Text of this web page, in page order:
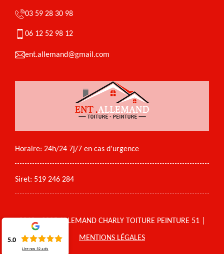
03 59 28 30 98
06 12 52 98 12
ent.allemand@gmail.com
Horaire: 24h/24 7j/7 en cas d'urgence
Siret: 519 246 284
2018 - 2025 ALLEMAND CHARLY TOITURE PEINTURE 51 |
MENTIONS LÉGALES
5.0
Lire nos52 avis